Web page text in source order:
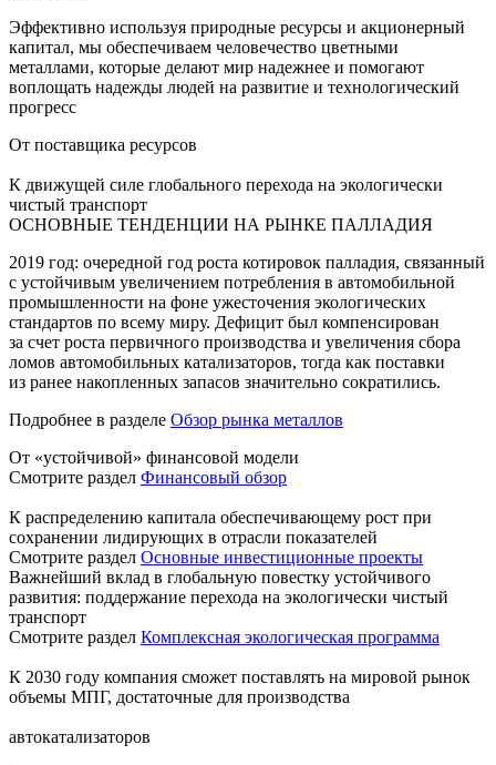
Эффективно используя природные ресурсы и акционерный
капитал, мы обеспечиваем человечество цветными
металлами, которые делают мир надежнее и помогают
воплощать надежды людей на развитие и технологический
прогресс
От поставщика ресурсов
К движущей силе глобального перехода на экологически
чистый транспорт
ОСНОВНЫЕ ТЕНДЕНЦИИ НА РЫНКЕ ПАЛЛАДИЯ
2019 год: очередной год роста котировок палладия, связанный
с устойчивым увеличением потребления в автомобильной
промышленности на фоне ужесточения экологических
стандартов по всему миру. Дефицит был компенсирован
за счет роста первичного производства и увеличения сбора
ломов автомобильных катализаторов, тогда как поставки
из ранее накопленных запасов значительно сократились.
Подробнее в разделе Обзор рынка металлов
От «устойчивой» финансовой модели
Смотрите раздел Финансовый обзор
К распределению капитала обеспечивающему рост при
сохранении лидирующих в отрасли показателей
Смотрите раздел Основные инвестиционные проекты
Важнейший вклад в глобальную повестку устойчивого
развития: поддержание перехода на экологически чистый
транспорт
Смотрите раздел Комплексная экологическая программа
К 2030 году компания сможет поставлять на мировой рынок
объемы МПГ, достаточные для производства
автокатализаторов